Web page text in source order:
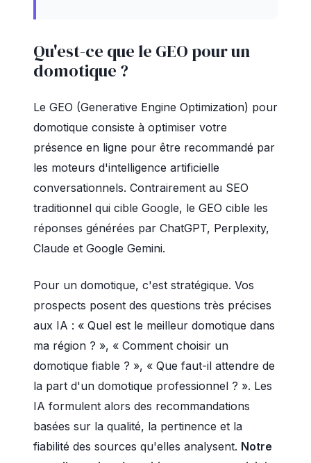
Qu'est-ce que le GEO pour un
domotique ?
Le GEO (Generative Engine Optimization) pour
domotique consiste à optimiser votre
présence en ligne pour être recommandé par
les moteurs d'intelligence artificielle
conversationnels. Contrairement au SEO
traditionnel qui cible Google, le GEO cible les
réponses générées par ChatGPT, Perplexity,
Claude et Google Gemini.
Pour un domotique, c'est stratégique. Vos
prospects posent des questions très précises
aux IA : « Quel est le meilleur domotique dans
ma région ? », « Comment choisir un
domotique fiable ? », « Que faut-il attendre de
la part d'un domotique professionnel ? ». Les
IA formulent alors des recommandations
basées sur la qualité, la pertinence et la
fiabilité des sources qu'elles analysent. Notre